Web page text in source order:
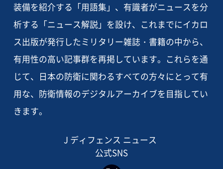
装備を紹介する「用語集」、有識者がニュースを分
析する「ニュース解説」を設け、これまでにイカロ
ス出版が発行したミリタリー雑誌・書籍の中から、
有用性の高い記事群を再掲しています。これらを通
じて、日本の防衛に関わるすべての方々にとって有
用な、防衛情報のデジタルアーカイブを目指してい
きます。
J ディフェンス ニュース
公式SNS